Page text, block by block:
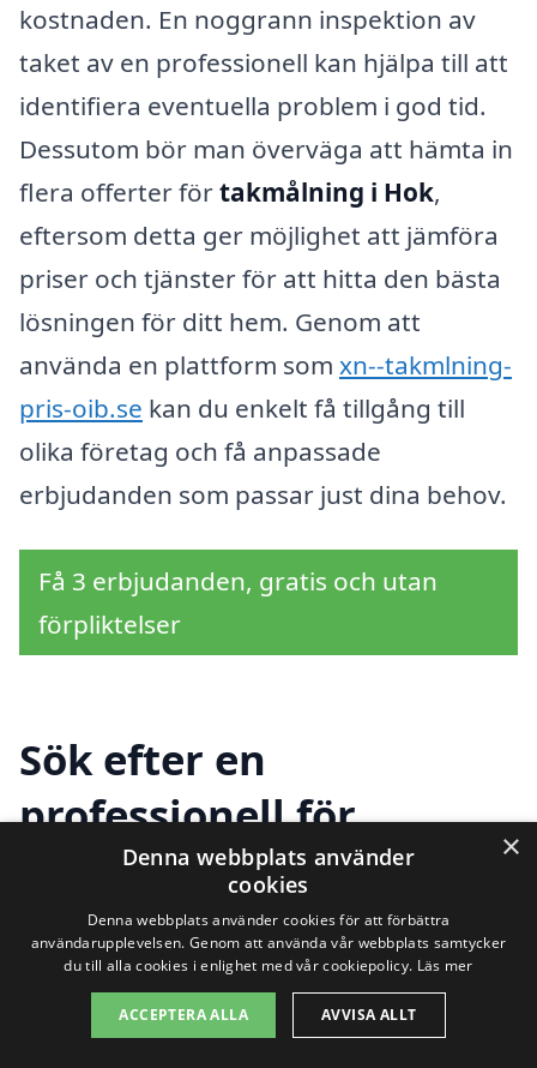
kostnaden. En noggrann inspektion av
taket av en professionell kan hjälpa till att
identifiera eventuella problem i god tid.
Dessutom bör man överväga att hämta in
flera offerter förtakmålning i Hok,
eftersom detta ger möjlighet att jämföra
priser och tjänster för att hitta den bästa
lösningen för ditt hem. Genom att
använda en plattform som xn--takmlning-
pris-oib.se kan du enkelt få tillgång till
olika företag och få anpassade
erbjudanden som passar just dina behov.
Få 3 erbjudanden, gratis och utan
förpliktelser
Sök efter en
professionell för
takmålning i andra
städer nära Hok
Letar du efter hjälp med takmålning i
×
Denna webbplats använder
cookies
Denna webbplats använder cookies för att förbättra
användarupplevelsen. Genom att använda vår webbplats samtycker
du till alla cookies i enlighet med vår cookiepolicy. Läs mer
ACCEPTERA ALLA AVVISA ALLT